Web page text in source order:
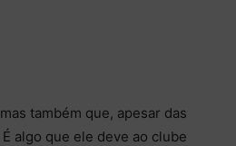
também que, apesar das
algo que ele deve ao clube